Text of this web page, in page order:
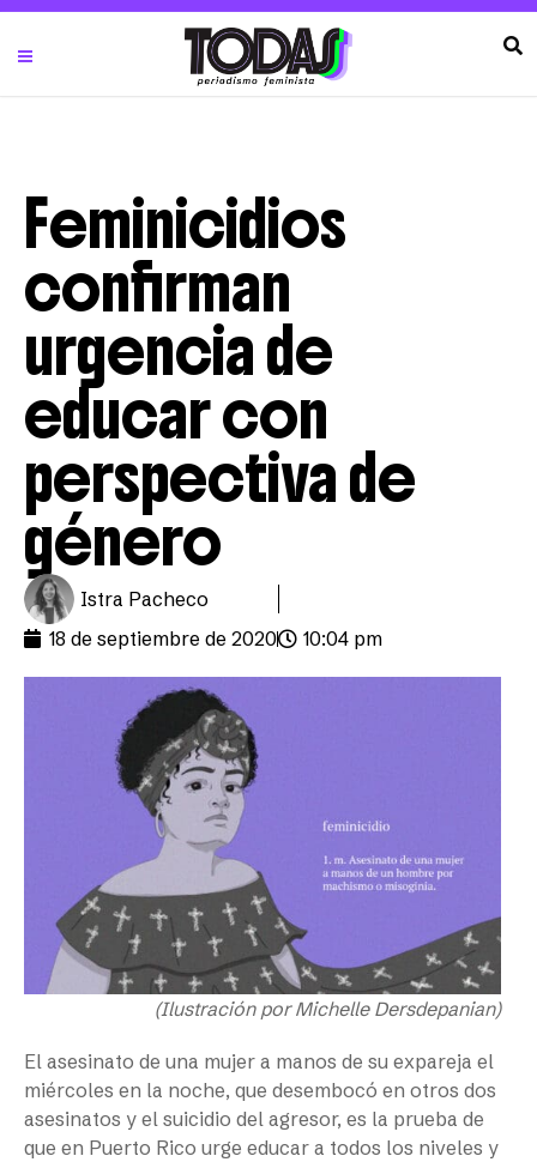
Feminicidios
confirman
urgencia de
educar con
perspectiva de
género
Istra Pacheco
18 de septiembre de 2020
10:04 pm
(Ilustración por Michelle Dersdepanian)
El asesinato de una mujer a manos de su expareja el
miércoles en la noche, que desembocó en otros dos
asesinatos y el suicidio del agresor, es la prueba de
que en Puerto Rico urge educar a todos los niveles y